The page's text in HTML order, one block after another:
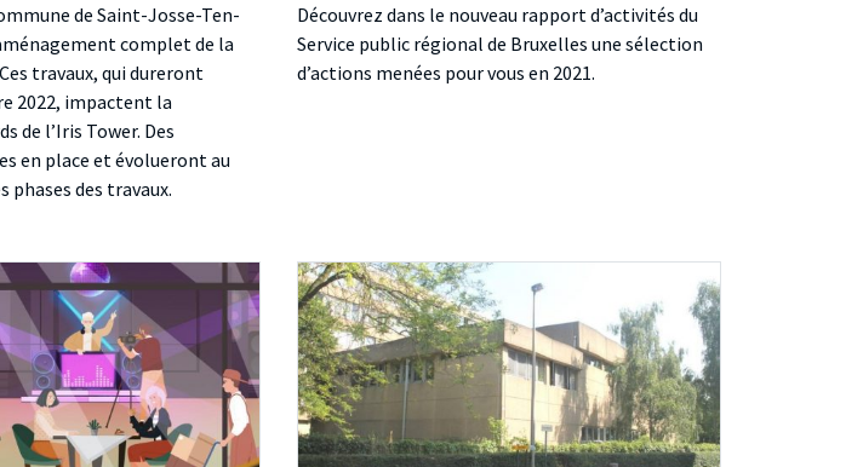
de Saint-Josse-Ten-
complet de la
travaux, qui dureront
2022, impactent la
de l’Iris Tower. Des
en place et évolueront au
phases des travaux.
Découvrez dans le nouveau rapport d’activités du
Service public régional de Bruxelles une sélection
d’actions menées pour vous en 2021.